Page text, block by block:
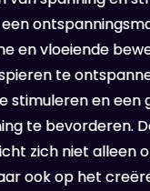
en vloeiende
te
stimuleren en een
te bevorderen.
zich niet alleen
ook op het